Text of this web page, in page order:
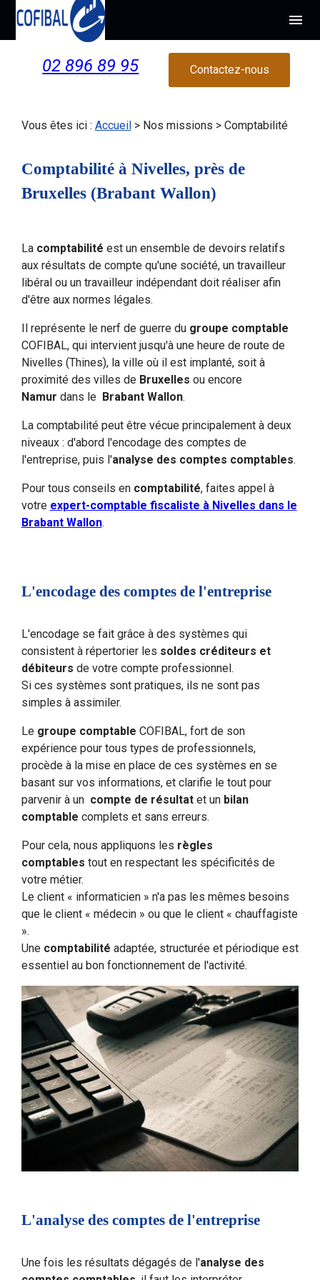
menu
02 896 89 95 Contactez-nous
Vous êtes ici : Accueil> Nos missions > Comptabilité
Comptabilité à Nivelles, près de
Bruxelles (Brabant Wallon)
La comptabilité est un ensemble de devoirs relatifs
aux résultats de compte qu'une société, un travailleur
libéral ou un travailleur indépendant doit réaliser afin
d'être aux normes légales.
Il représente le nerf de guerre du groupe comptable
COFIBAL, qui intervient jusqu'à une heure de route de
Nivelles (Thines), la ville où il est implanté, soit à
proximité des villes de Bruxelles ou encore
Namur dans le Brabant Wallon.
La comptabilité peut être vécue principalement à deux
niveaux : d'abord l'encodage des comptes de
l'entreprise, puis l'analyse des comptes comptables.
Pour tous conseils en comptabilité, faites appel à
votre expert-comptable fiscaliste à Nivelles dans le
Brabant Wallon.
L'encodage des comptes de l'entreprise
L'encodage se fait grâce à des systèmes qui
consistent à répertorier les soldes créditeurs et
débiteurs de votre compte professionnel.
Si ces systèmes sont pratiques, ils ne sont pas
simples à assimiler.
Le groupe comptable COFIBAL, fort de son
expérience pour tous types de professionnels,
procède à la mise en place de ces systèmes en se
basant sur vos informations, et clarifie le tout pour
parvenir à un compte de résultatet un bilan
comptable complets et sans erreurs.
Pour cela, nous appliquons les règles
comptables tout en respectant les spécificités de
votre métier.
Le client « informaticien » n'a pas les mêmes besoins
que le client « médecin » ou que le client « chauffagiste
».
Une comptabilité adaptée, structurée et périodique est
essentiel au bon fonctionnement de l'activité.
L'analyse des comptes de l'entreprise
Une fois les résultats dégagés de l'analyse des
Panneau de gestion des cookies